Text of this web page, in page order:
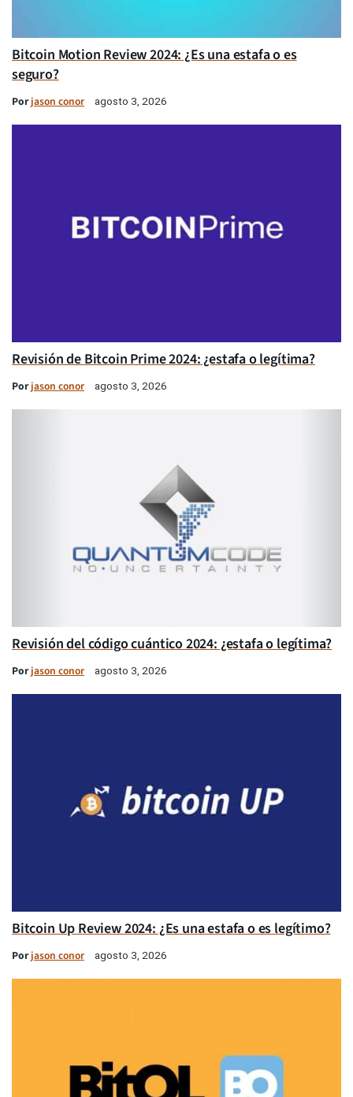
Bitcoin Motion Review 2024: ¿Es una estafa o es
seguro?
Porjason conor agosto 3, 2026
Revisión de Bitcoin Prime 2024: ¿estafa o legítima?
Porjason conor agosto 3, 2026
Revisión del código cuántico 2024: ¿estafa o legítima?
Porjason conor agosto 3, 2026
Bitcoin Up Review 2024: ¿Es una estafa o es legítimo?
Porjason conor agosto 3, 2026